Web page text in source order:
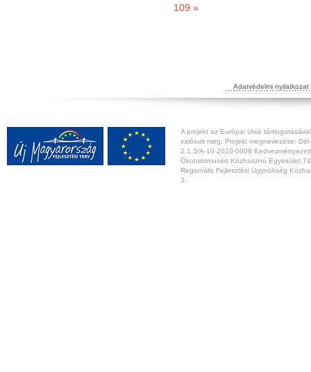
109 »
Adatvédelmi nyilatkozat
A projekt az Európai Unió
valósult meg. Projekt megnevezése:
2.1.3/A-10-2010-0008
Ökoturizmusért Közhasznú
Regionális Fejlesztési Ügynökség
3.